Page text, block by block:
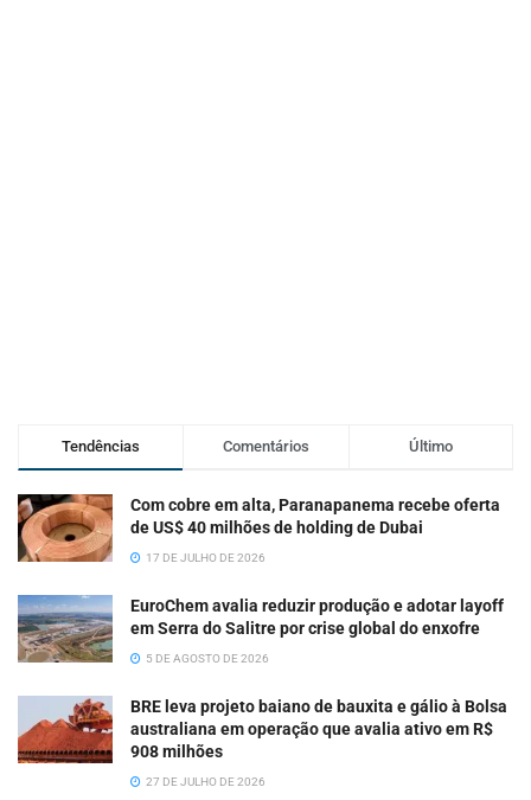
Tendências Comentários Último
Com cobre em alta, Paranapanema recebe oferta
de US$ 40 milhões de holding de Dubai
17 DE JULHO DE 2026
EuroChem avalia reduzir produção e adotar layoff
em Serra do Salitre por crise global do enxofre
5 DE AGOSTO DE 2026
BRE leva projeto baiano de bauxita e gálio à Bolsa
australiana em operação que avalia ativo em R$
908 milhões
27 DE JULHO DE 2026